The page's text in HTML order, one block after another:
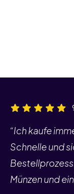
“Ich kaufe
Schnelle und
Münzen und